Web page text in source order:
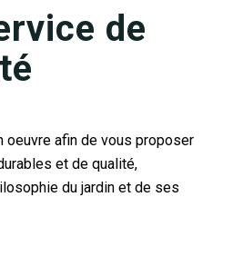
de
oeuvre afin de vous proposer
et de qualité,
du jardin et de ses